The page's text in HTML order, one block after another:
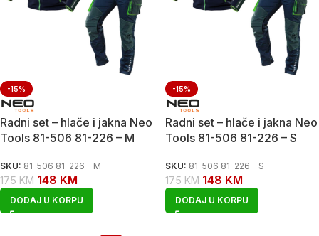
-15%
Radni set – hlače i jakna Neo
Tools 81-506 81-226 – M
SKU: 81-506 81-226 - M
175KM 148 KM
DODAJ U KORPU
-15%
Radni set – hlače i jakna Neo
Tools 81-506 81-226 – S
SKU: 81-506 81-226 - S
175KM 148 KM
DODAJ U KORPU